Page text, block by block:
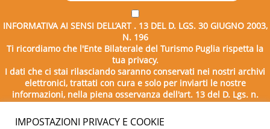
INFORMATIVA AI SENSI DELL’ART . 13 DEL D. LGS. 30 GIUGNO 2003,
N. 196
Ti ricordiamo che l'Ente Bilaterale del Turismo Puglia rispetta la
tua privacy.
I dati che ci stai rilasciando saranno conservati nei nostri archivi
elettronici, trattati con cura e solo per inviarti le nostre
informazioni, nella piena osservanza dell'art. 13 del D. Lgs. n.
196/2003.
IMPOSTAZIONI PRIVACY E COOKIE